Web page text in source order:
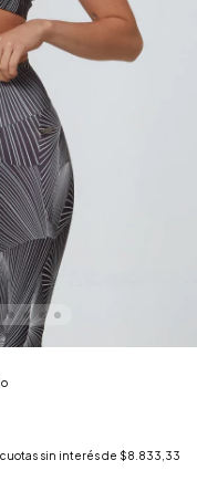
cuotas sin interés de $8.833,33